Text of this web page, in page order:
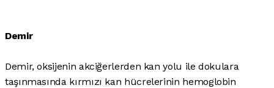
Demir
Demir, oksijenin akciğerlerden kan yolu ile dokulara
taşınmasında kırmızı kan hücrelerinin hemoglobin